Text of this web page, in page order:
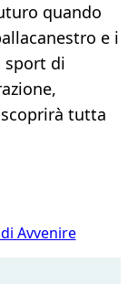
quando
e i
sport di
tutta
Avvenire